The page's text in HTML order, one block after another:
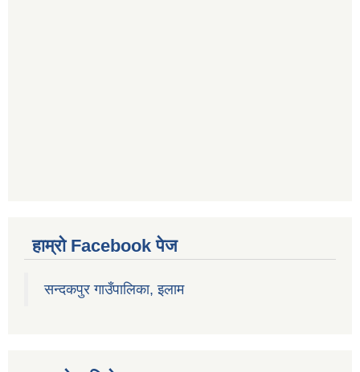
हाम्रो Facebook पेज
सन्दकपुर गाउँपालिका, इलाम